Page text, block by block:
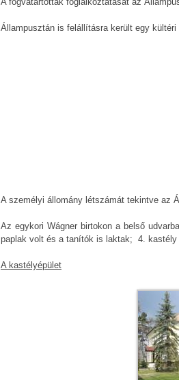
Állampusztán is felállításra került egy kültéri
A személyi állomány létszámát tekintve az
Az egykori Wágner birtokon a belső
paplak volt és a tanítók is laktak; 4. kastély
A kastélyépület